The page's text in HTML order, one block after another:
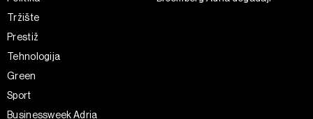
Tržište
Prestiž
Tehnologija
Green
Sport
Businessweek Adria